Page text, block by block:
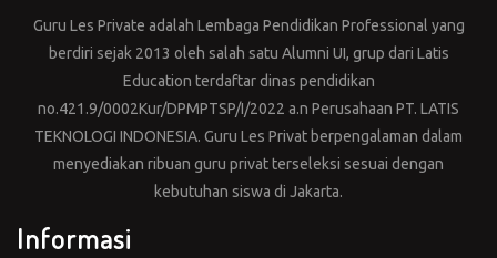
Guru Les Private adalah Lembaga Pendidikan Professional yang
berdiri sejak 2013 oleh salah satu Alumni UI, grup dari Latis
Education terdaftar dinas pendidikan
no.421.9/0002Kur/DPMPTSP/I/2022 a.n Perusahaan PT. LATIS
TEKNOLOGI INDONESIA. Guru Les Privat berpengalaman dalam
menyediakan ribuan guru privat terseleksi sesuai dengan
kebutuhan siswa di Jakarta.
Informasi